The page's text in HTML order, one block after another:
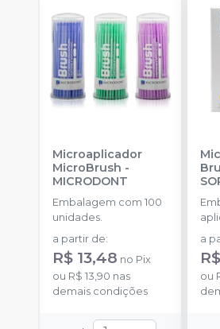
Microaplicador
MicroBrush -
MICRODONT
Embalagem com 100
unidades.
a partir de:
R$ 13,48 no Pix
ou R$ 13,90 nas
demais condições
a
ou